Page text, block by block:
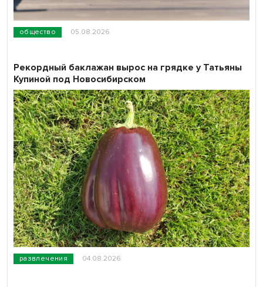
общество 05.08.2026
развлечения 04.08.2026
Рекордный баклажан вырос на грядке у Татьяны
Купиной под Новосибирском